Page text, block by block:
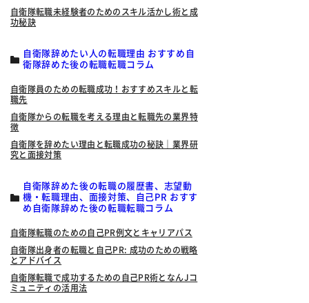
自衛隊転職未経験者のためのスキル活かし術と成
功秘訣
自衛隊辞めたい人の転職理由 おすすめ自
衛隊辞めた後の転職転職コラム
自衛隊員のための転職成功！おすすめスキルと転
職先
自衛隊からの転職を考える理由と転職先の業界特
徴
自衛隊を辞めたい理由と転職成功の秘訣｜業界研
究と面接対策
自衛隊辞めた後の転職の履歴書、志望動
機・転職理由、面接対策、自己PR おすす
め自衛隊辞めた後の転職転職コラム
自衛隊転職のための自己PR例文とキャリアパス
自衛隊出身者の転職と自己PR: 成功のための戦略
とアドバイス
自衛隊転職で成功するための自己PR術となんJコ
ミュニティの活用法